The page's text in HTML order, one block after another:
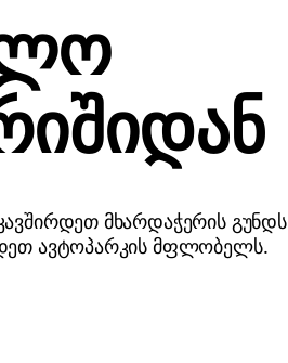
მხარდაჭერის გუნდს
ავტოპარკის მფლობელს.